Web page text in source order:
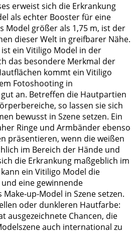
erweist sich die Erkrankung
als echter Booster für eine
Model größer als 1,75 m, ist der
dieser Welt in greifbarer Nähe.
ein Vitiligo Model in der
das besondere Merkmal der
kommt ein Vitiligo
Fotoshooting in
an. Betreffen die Hautpartien
so lassen sie sich
bewusst in Szene setzen. Ein
Ringe und Armbänder ebenso
präsentieren, wenn die weißen
im Bereich der Hände und
die Erkrankung maßgeblich im
ein Vitiligo Model die
eine gewinnende
up-Model in Szene setzen.
oder dunkleren Hautfarbe:
ausgezeichnete Chancen, die
auch international zu